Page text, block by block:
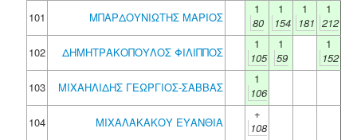
101
ΜΠΑΡΔΟΥΝΙΩΤΗΣ ΜΑΡΙΟΣ
1
80
1
154
1
181
1
212
102
ΔΗΜΗΤΡΑΚΟΠΟΥΛΟΣ ΦΙΛΙΠΠΟΣ
1
105
1
59
1
152
103
ΜΙΧΑΗΛΙΔΗΣ ΓΕΩΡΓΙΟΣ-ΣΑΒΒΑΣ
1
106
104
ΜΙΧΑΛΑΚΑΚΟΥ ΕΥΑΝΘΙΑ
+
108